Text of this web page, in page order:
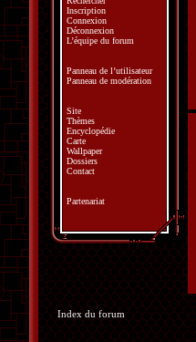
Inscription
Connexion
Déconnexion
L’équipe du forum
Panneau de l’utilisateur
Panneau de modération
Site
Thèmes
Encyclopédie
Carte
Wallpaper
Dossiers
Contact
Partenariat
Index du forum